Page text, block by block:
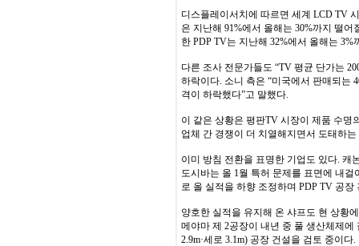
디스플레이서치에 따르면 세계 LCD TV
은 지난해 91%에서 올해는 30%까지 떨
한 PDP TV는 지난해 32%에서 올해는
다른 조사 전문가들도 “TV 평균 단가는
하락이다. 소니 측은 “미국에서 판매되는
격이 하락했다”고 말했다.
이 같은 상황은 평판TV 시장이 제품 수명
업체 간 경쟁이 더 치열해지면서 도태하
이미 방침 전환을 표명한 기업도 있다. 캐
도시바는 올 1월 특허 문제를 표면에 내
로 올 실적을 하향 조정하며 PDP TV 공장
양호한 실적을 유지해 온 샤프도 현 상황
메야마 제 2공장이 내년 중 풀 생산체제
2.9m·세로 3.1m) 공장 건설을 검토 중이